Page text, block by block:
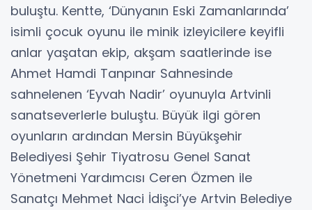
buluştu. Kentte, ‘Dünyanın Eski Zamanlarında’
isimli çocuk oyunu ile minik izleyicilere keyifli
anlar yaşatan ekip, akşam saatlerinde ise
Ahmet Hamdi Tanpınar Sahnesinde
sahnelenen ‘Eyvah Nadir’ oyunuyla Artvinli
sanatseverlerle buluştu. Büyük ilgi gören
oyunların ardından Mersin Büyükşehir
Belediyesi Şehir Tiyatrosu Genel Sanat
Yönetmeni Yardımcısı Ceren Özmen ile
Sanatçı Mehmet Naci İdişci’ye Artvin Belediye